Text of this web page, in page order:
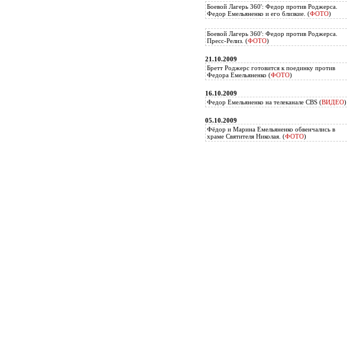
Боевой Лагерь 360': Федор против Роджерса.
Федор Емельяненко и его близкие. (ФОТО)
Боевой Лагерь 360': Федор против Роджерса.
Пресс-Релиз. (ФОТО)
21.10.2009
Бретт Роджерс готовится к поединку против
Федора Емельяненко (ФОТО)
16.10.2009
Федор Емельяненко на телеканале CBS (ВИДЕО)
05.10.2009
Фёдор и Марина Емельяненко обвенчались в
храме Святителя Николая. (ФОТО)